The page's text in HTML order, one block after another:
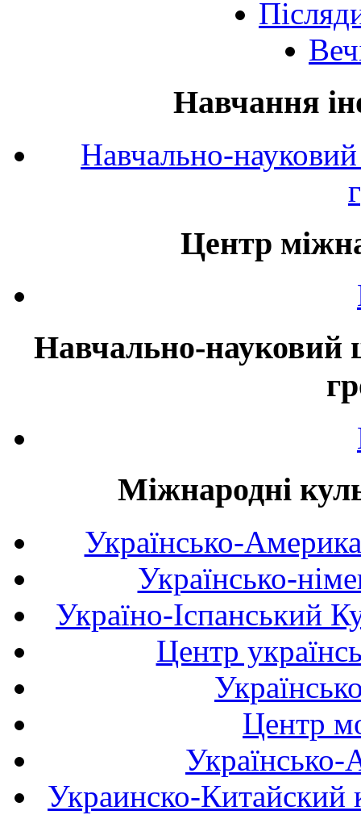
Навчання
Навчально-
Центр
Навчально-науковий
Міжнародні
Українсько-
Українсько-
Україно-Іспанський
Центр
Центр
Українсько-
Украинско-Китайский